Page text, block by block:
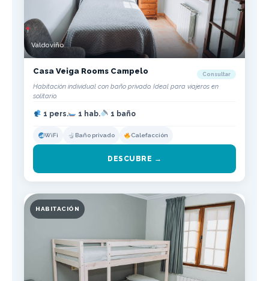
Valdoviño
Casa Veiga Rooms Campelo Consultar
Habitación individual con baño privado. Ideal para viajeros en
solitario.
1 pers. 1 hab. 1 baño
WiFi Baño privado Calefacción
DESCUBRE →
HABITACIÓN